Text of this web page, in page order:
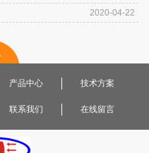
2020-04-22
产品中心 技术方案
联系我们 在线留言